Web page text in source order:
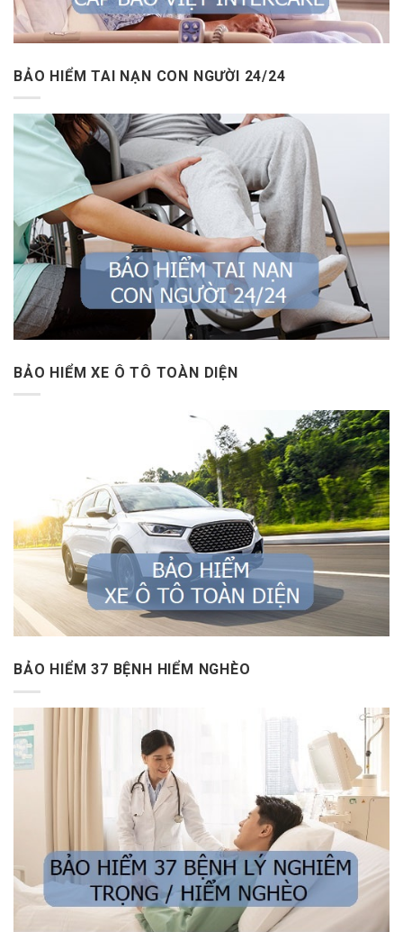
BẢO HIỂM TAI NẠN CON NGƯỜI 24/24
BẢO HIỂM XE Ô TÔ TOÀN DIỆN
BẢO HIỂM 37 BỆNH HIỂM NGHÈO